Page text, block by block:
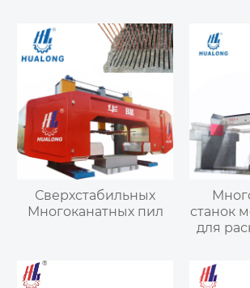
Сверхстабильных
Многоканатных пил
станок
для